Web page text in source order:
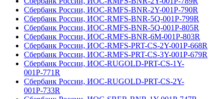
Сбербанк России, ИОС-RMFS-BNR-2Y-001Р-790R
Сбербанк России, ИОС-RMFS-BNR-5Q-001Р-799R
Сбербанк России, ИОС-RMFS-BNR-5Q-001Р-805R
Сбербанк России, ИОС-RMFS-BNR-6M-001Р-803R
Сбербанк России, ИОС-RMFS-PRT-CS-2Y-001Р-668R
Сбербанк России, ИОС-RMFS-PRT-CS-3Y-001Р-679R
Сбербанк России, ИОС-RUGOLD-PRT-CS-1Y-
001Р-771R
Сбербанк России, ИОС-RUGOLD-PRT-CS-2Y-
001Р-733R